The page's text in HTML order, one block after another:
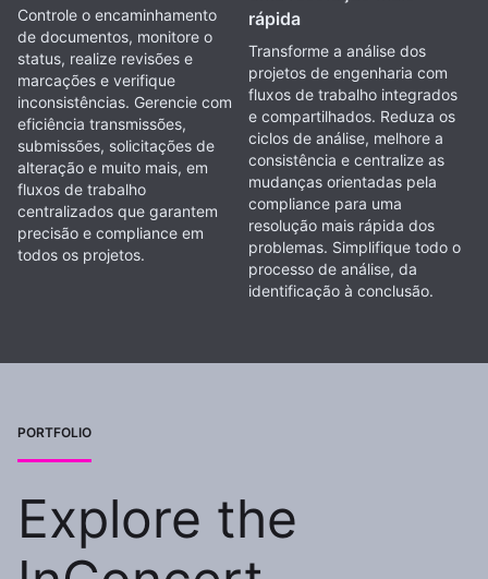
Controle o encaminhamento
de documentos, monitore o
status, realize revisões e
marcações e verifique
inconsistências. Gerencie com
eficiência transmissões,
submissões, solicitações de
alteração e muito mais, em
fluxos de trabalho
centralizados que garantem
precisão e compliance em
todos os projetos.
rápida
Transforme a análise dos
projetos de engenharia com
fluxos de trabalho integrados
e compartilhados. Reduza os
ciclos de análise, melhore a
consistência e centralize as
mudanças orientadas pela
compliance para uma
resolução mais rápida dos
problemas. Simplifique todo o
processo de análise, da
identificação à conclusão.
PORTFOLIO
Explore the